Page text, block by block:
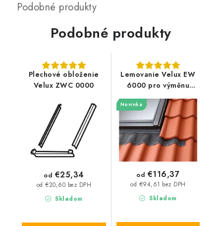
Podobné produkty
Plechové obloženie
Velux ZWC 0000
Skladom
od €20,60 bez DPH
od €25,34
Lemovanie Velux EW
6000 pro výměnu
strešného okna
Novinka
Skladom
od €94,61 bez DPH
od €116,37